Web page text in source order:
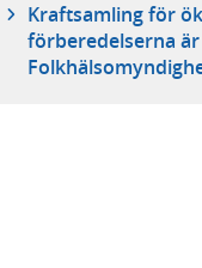
Kraftsamling för
förberedelserna